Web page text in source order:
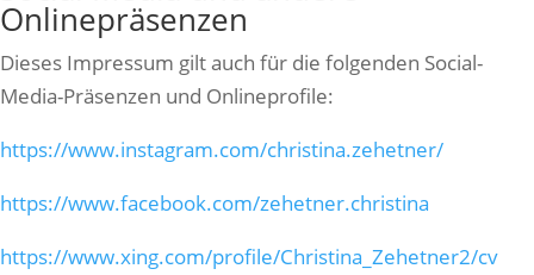
Onlinepräsenzen
Dieses Impressum gilt auch für die folgenden Social-
Media-Präsenzen und Onlineprofile:
https://www.instagram.com/christina.zehetner/
https://www.facebook.com/zehetner.christina
https://www.xing.com/profile/Christina_Zehetner2/cv